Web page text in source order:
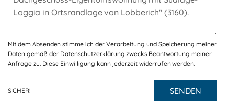
Mit dem Absenden stimme ich der Verarbeitung und Speicherung meiner
Daten gemäß der Datenschutzerklärung zwecks Beantwortung meiner
Anfrage zu. Diese Einwilligung kann jederzeit widerrufen werden.
SICHER! SENDEN